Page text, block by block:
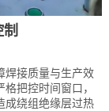
焊接质量与生产效
把控时间窗口，
成绕组绝缘层过热